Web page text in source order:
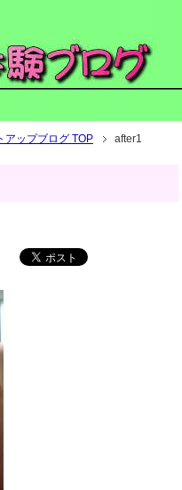
アップブログ TOP after1